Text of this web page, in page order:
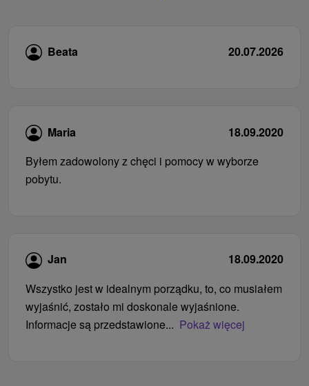
Beata 20.07.2026
Maria
18.09.2020
Byłem zadowolony z chęci i pomocy w wyborze
pobytu.
Jan
18.09.2020
Wszystko jest w idealnym porządku, to, co musiałem
wyjaśnić, zostało mi doskonale wyjaśnione.
Informacje są przedstawione... Pokaż więcej